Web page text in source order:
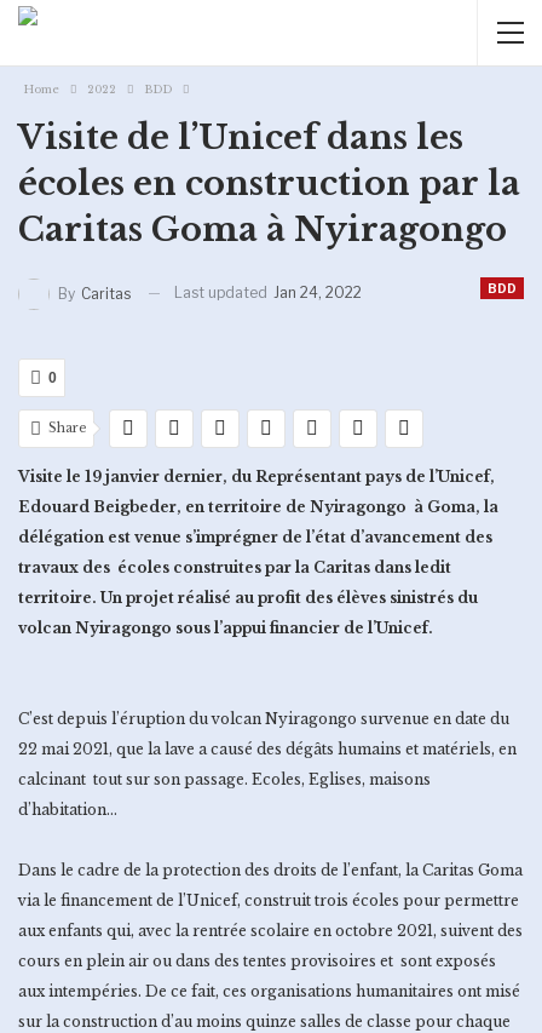
Home 2022 BDD
Visite de l’Unicef dans les
écoles en construction par la
Caritas Goma à Nyiragongo
BDD
By Caritas Last updated Jan 24, 2022
0
Share
Visite le 19 janvier dernier, du Représentant pays de l’Unicef,
Edouard Beigbeder, en territoire de Nyiragongo à Goma, la
délégation est venue s’imprégner de l’état d’avancement des
travaux des écoles construites par la Caritas dans ledit
territoire. Un projet réalisé au profit des élèves sinistrés du
volcan Nyiragongo sous l’appui financier de l’Unicef.
C’est depuis l’éruption du volcan Nyiragongo survenue en date du
22 mai 2021, que la lave a causé des dégâts humains et matériels, en
calcinant tout sur son passage. Ecoles, Eglises, maisons
d’habitation…
Dans le cadre de la protection des droits de l’enfant, la Caritas Goma
via le financement de l’Unicef, construit trois écoles pour permettre
aux enfants qui, avec la rentrée scolaire en octobre 2021, suivent des
cours en plein air ou dans des tentes provisoires et sont exposés
aux intempéries. De ce fait, ces organisations humanitaires ont misé
sur la construction d’au moins quinze salles de classe pour chaque